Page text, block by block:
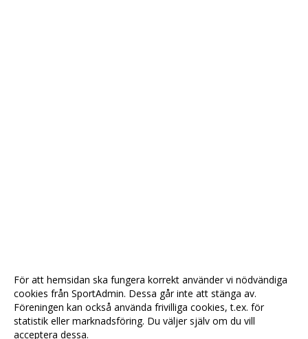
För att hemsidan ska fungera korrekt använder vi nödvändiga
cookies från SportAdmin. Dessa går inte att stänga av.
Föreningen kan också använda frivilliga cookies, t.ex. för
statistik eller marknadsföring. Du väljer själv om du vill
acceptera dessa.